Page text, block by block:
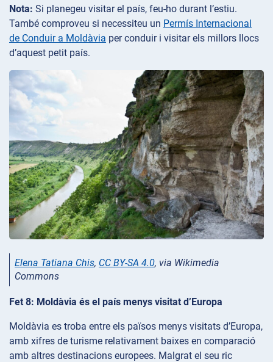
Nota: Si planegeu visitar el país, feu-ho durant l’estiu.
També comproveu si necessiteu un Permís Internacional
de Conduir a Moldàvia per conduir i visitar els millors llocs
d’aquest petit país.
Elena Tatiana Chis, CC BY-SA 4.0, via Wikimedia
Commons
Fet 8: Moldàvia és el país menys visitat d’Europa
Moldàvia es troba entre els països menys visitats d’Europa,
amb xifres de turisme relativament baixes en comparació
amb altres destinacions europees. Malgrat el seu ric